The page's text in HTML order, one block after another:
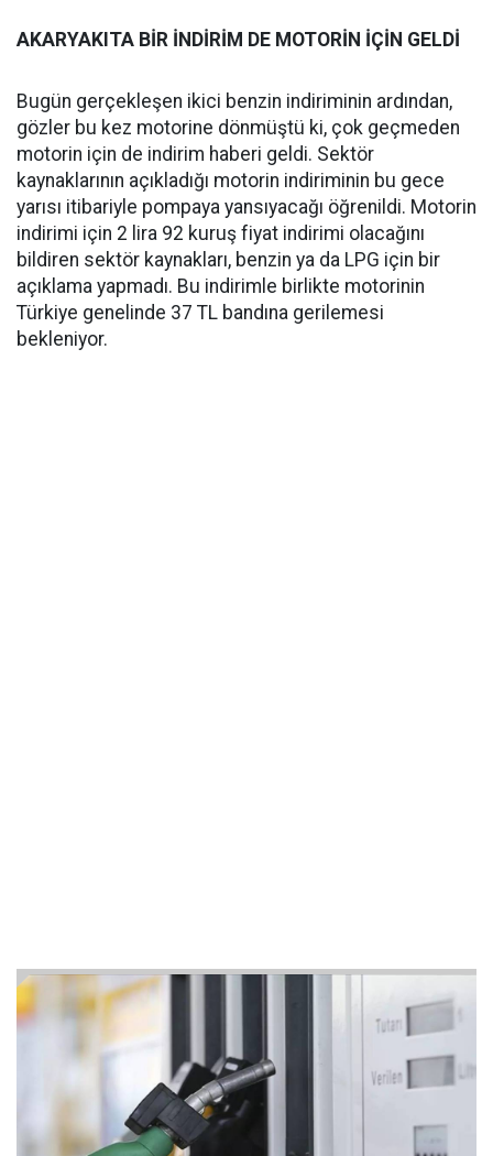
AKARYAKITA BİR İNDİRİM DE MOTORİN İÇİN GELDİ
Bugün gerçekleşen ikici benzin indiriminin ardından,
gözler bu kez motorine dönmüştü ki, çok geçmeden
motorin için de indirim haberi geldi. Sektör
kaynaklarının açıkladığı motorin indiriminin bu gece
yarısı itibariyle pompaya yansıyacağı öğrenildi. Motorin
indirimi için 2 lira 92 kuruş fiyat indirimi olacağını
bildiren sektör kaynakları, benzin ya da LPG için bir
açıklama yapmadı. Bu indirimle birlikte motorinin
Türkiye genelinde 37 TL bandına gerilemesi
bekleniyor.